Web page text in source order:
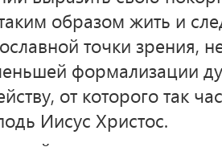
образом жить и
точки зрения,
формализации
от которого так
Иисус Христос.